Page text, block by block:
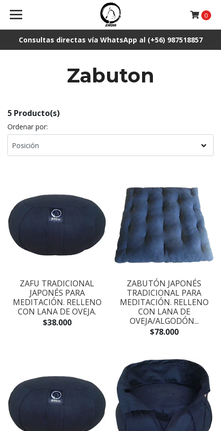
Consultas directas vía WhatsApp al (+56) 987518857
0
Zabuton
5 Producto(s)
Ordenar por:
ZAFU TRADICIONAL
JAPONÉS PARA
MEDITACIÓN. RELLENO
CON LANA DE OVEJA.
$38.000
ZABUTÓN JAPONÉS
TRADICIONAL PARA
MEDITACIÓN. RELLENO
CON LANA DE
OVEJA/ALGODÓN...
$78.000